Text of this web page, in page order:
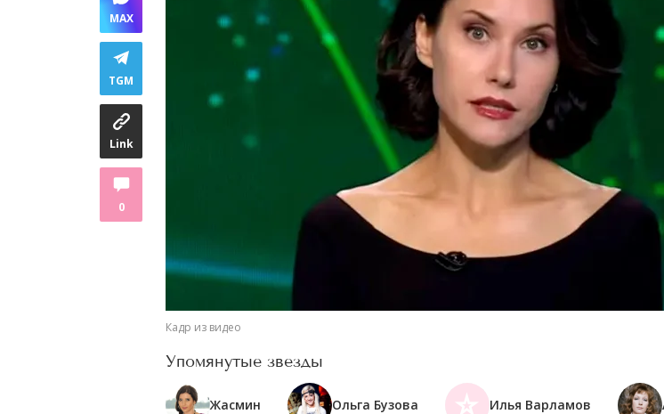
MAX
TGM
Link
0
Кадр из видео
Упомянутые звезды
Жасмин Ольга Бузова Илья Варламов